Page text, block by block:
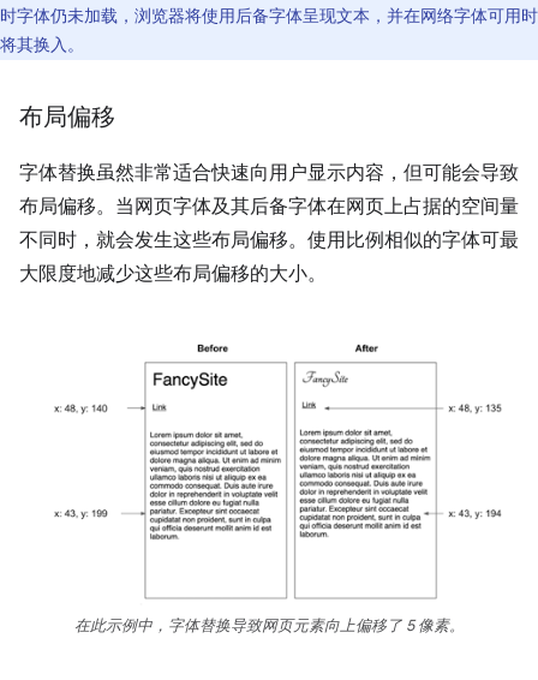
时字体仍未加载，浏览器将使用后备字体呈现文本，并在网络字体可用时
将其换入。
布局偏移
字体替换虽然非常适合快速向用户显示内容，但可能会导致
布局偏移。当网页字体及其后备字体在网页上占据的空间量
不同时，就会发生这些布局偏移。使用比例相似的字体可最
大限度地减少这些布局偏移的大小。
在此示例中，字体替换导致网页元素向上偏移了 5 像素。